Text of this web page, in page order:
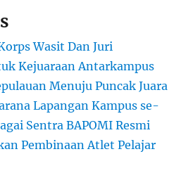
Wasit Dan Juri
Kejuaraan Antarkampus
Menuju Puncak Juara
Lapangan Kampus se-
Sentra BAPOMI Resmi
Pembinaan Atlet Pelajar